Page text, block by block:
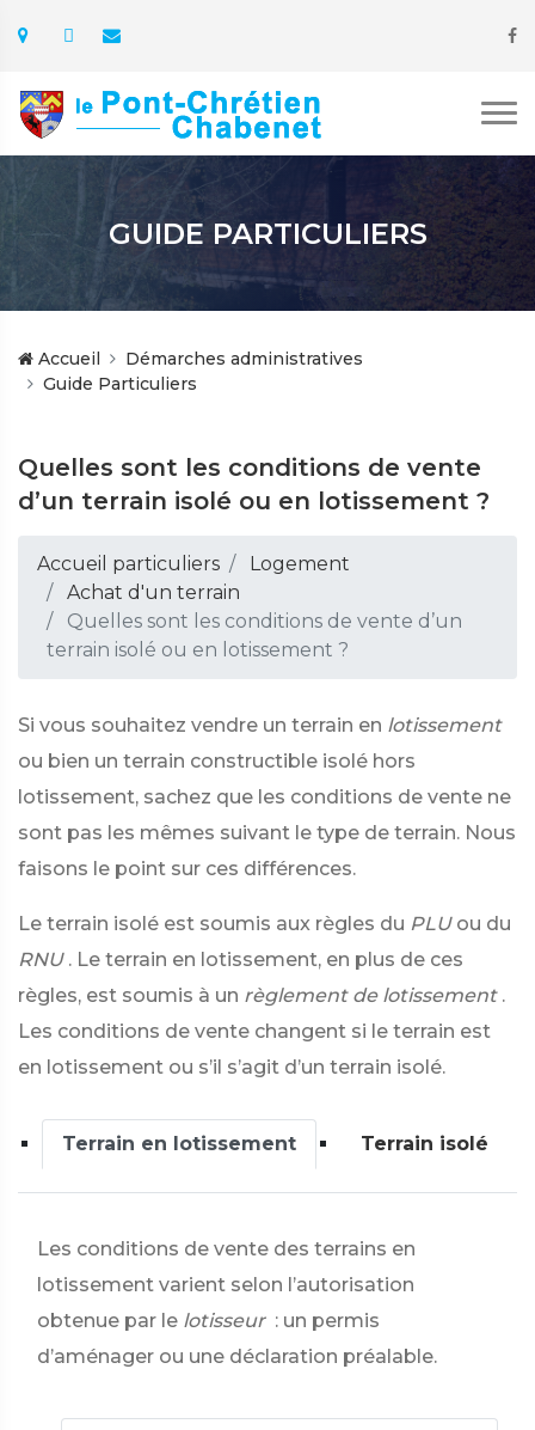
GUIDE PARTICULIERS
Accueil
Démarches administratives
Guide Particuliers
Quelles sont les conditions de vente
d’un terrain isolé ou en lotissement ?
Accueil particuliers
Logement
Achat d'un terrain
Quelles sont les conditions de vente d’un
terrain isolé ou en lotissement ?
Si vous souhaitez vendre un terrain en lotissement
ou bien un terrain constructible isolé hors
lotissement, sachez que les conditions de vente ne
sont pas les mêmes suivant le type de terrain. Nous
faisons le point sur ces différences.
Le terrain isolé est soumis aux règles du PLU ou du
RNU . Le terrain en lotissement, en plus de ces
règles, est soumis à un règlement de lotissement .
Les conditions de vente changent si le terrain est
en lotissement ou s’il s’agit d’un terrain isolé.
Terrain en lotissement Terrain isolé
Les conditions de vente des terrains en
lotissement varient selon l’autorisation
obtenue par le lotisseur : un permis
d’aménager ou une déclaration préalable.